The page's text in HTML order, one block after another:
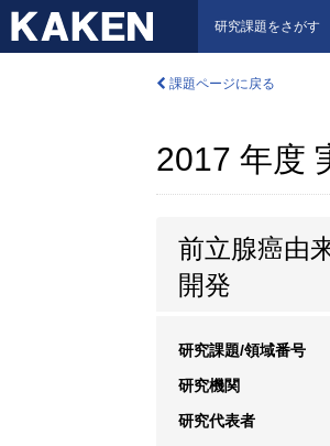
研究課題をさがす
課題ページに戻る
2017 年度
前立腺癌由
開発
研究課題/領域番号
研究機関
研究代表者